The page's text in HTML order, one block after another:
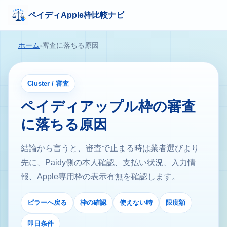
ペイディApple枠比較ナビ
ホーム›審査に落ちる原因
Cluster / 審査
ペイディアップル枠の審査
に落ちる原因
結論から言うと、審査で止まる時は業者選びより
先に、Paidy側の本人確認、支払い状況、入力情
報、Apple専用枠の表示有無を確認します。
ピラーへ戻る 枠の確認 使えない時 限度額
即日条件